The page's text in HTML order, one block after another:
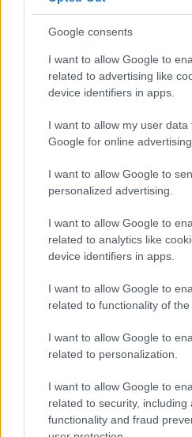
Google consents
I want to allow Google to
related to advertising like
device identifiers in apps.
I want to allow my user data
Google for online
I want to allow Google to
personalized advertising.
I want to allow Google to
related to analytics like
device identifiers in apps.
I want to allow Google to
related to functionality of the
I want to allow Google to
related to personalization.
I want to allow Google to
related to security, including
functionality and fraud
Pagina
SEDUTE SATIRICHE
Quel concerto